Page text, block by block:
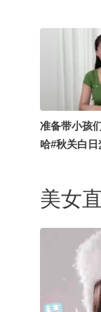
好
准备带小孩
哈#秋关白
自制百香果
#地球online
美女